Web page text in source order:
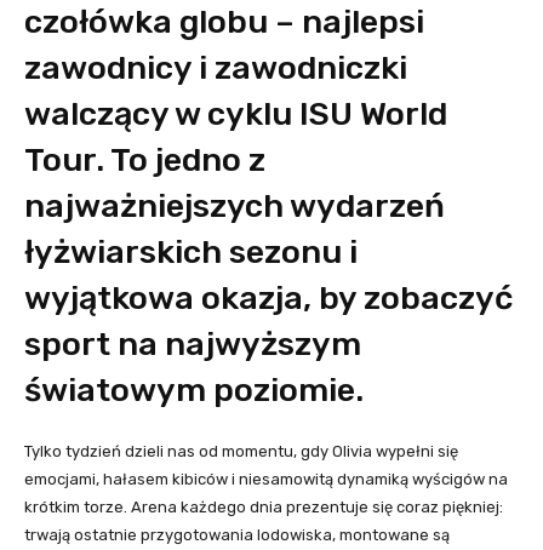
czołówka globu – najlepsi
zawodnicy i zawodniczki
walczący w cyklu ISU World
Tour. To jedno z
najważniejszych wydarzeń
łyżwiarskich sezonu i
wyjątkowa okazja, by zobaczyć
sport na najwyższym
światowym poziomie.
Tylko tydzień dzieli nas od momentu, gdy Olivia wypełni się
emocjami, hałasem kibiców i niesamowitą dynamiką wyścigów na
krótkim torze. Arena każdego dnia prezentuje się coraz piękniej:
trwają ostatnie przygotowania lodowiska, montowane są